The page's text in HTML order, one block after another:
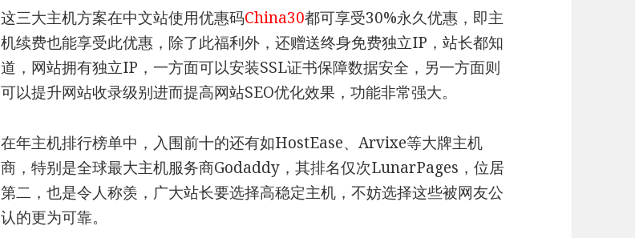
这三大主机方案在中文站使用优惠码China30都可享受30%永久优惠，即主
机续费也能享受此优惠，除了此福利外，还赠送终身免费独立IP，站长都知
道，网站拥有独立IP，一方面可以安装SSL证书保障数据安全，另一方面则
可以提升网站收录级别进而提高网站SEO优化效果，功能非常强大。
在年主机排行榜单中，入围前十的还有如HostEase、Arvixe等大牌主机
商，特别是全球最大主机服务商Godaddy，其排名仅次LunarPages，位居
第二，也是令人称羡，广大站长要选择高稳定主机，不妨选择这些被网友公
认的更为可靠。